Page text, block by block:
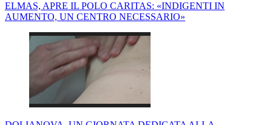
ELMAS, APRE IL POLO CARITAS: «INDIGENTI IN
AUMENTO, UN CENTRO NECESSARIO»